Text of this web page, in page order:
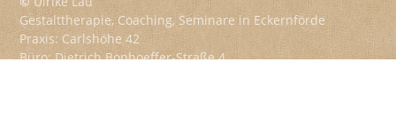
Gestalttherapie, Coaching, Seminare in Eckernförde
Praxis: Carlshöhe 42
Büro: Dietrich Bonhoeffer-Straße 4